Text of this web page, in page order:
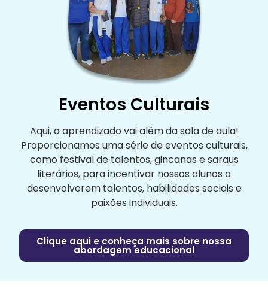
Eventos Culturais
Aqui, o aprendizado vai além da sala de aula!
Proporcionamos uma série de eventos culturais,
como festival de talentos, gincanas e saraus
literários, para incentivar nossos alunos a
desenvolverem talentos, habilidades sociais e
paixões individuais.
Clique aqui e conheça mais sobre nossa
abordagem educacional